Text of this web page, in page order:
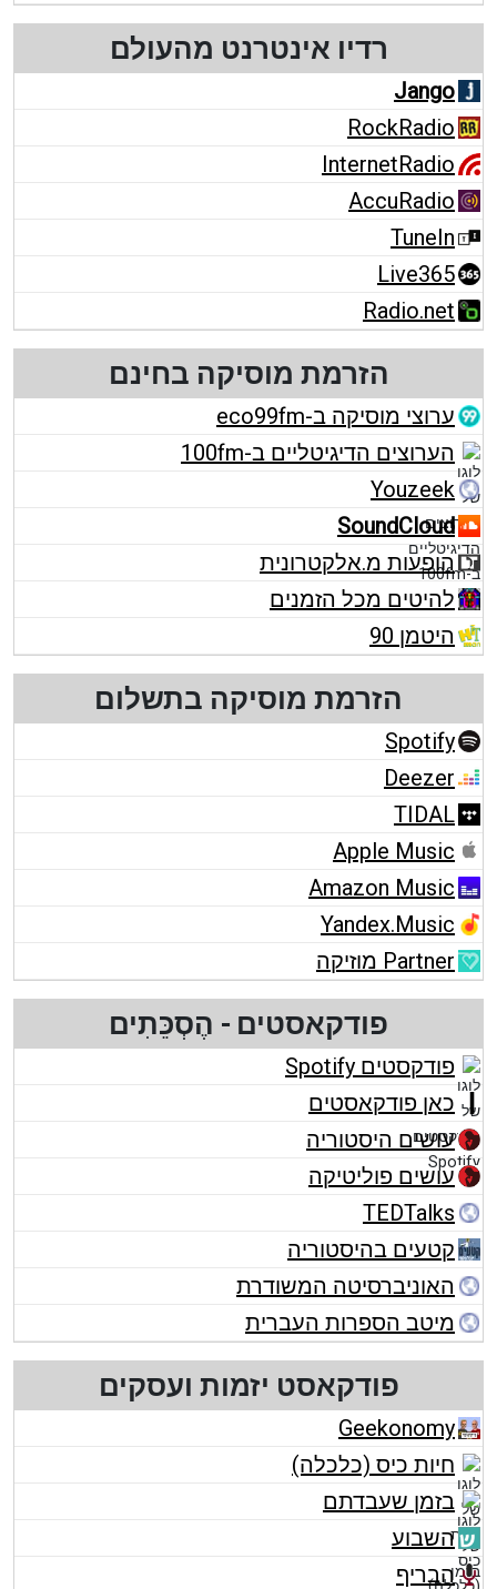
רדיו אינטרנט מהעולם
Jango
RockRadio
InternetRadio
AccuRadio
TuneIn
Live365
Radio.net
הזרמת מוסיקה בחינם
ערוצי מוסיקה ב-eco99fm
הערוצים הדיגיטליים ב-100fm
Youzeek
SoundCloud
הופעות מ.אלקטרונית
להיטים מכל הזמנים
היטמן 90
הזרמת מוסיקה בתשלום
Spotify
Deezer
TIDAL
Apple Music
Amazon Music
Yandex.Music
Partner מוזיקה
פודקאסטים - הֶסְכֵּתִים
פודקסטים Spotify
כאן פודקאסטים
עושים היסטוריה
עושים פוליטיקה
TEDTalks
קטעים בהיסטוריה
האוניברסיטה המשודרת
מיטב הספרות העברית
פודקאסט יזמות ועסקים
Geekonomy
חיות כיס (כלכלה)
בזמן שעבדתם
השבוע
הבריף